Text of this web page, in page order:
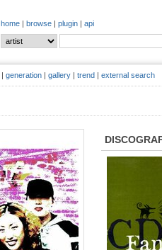
home | browse | plugin | api
| generation | gallery | trend | external search